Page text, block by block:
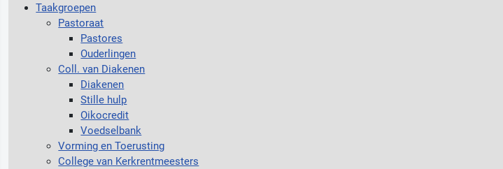
Taakgroepen
Pastoraat
Pastores
Ouderlingen
Coll. van Diakenen
Diakenen
Stille hulp
Oikocredit
Voedselbank
Vorming en Toerusting
College van Kerkrentmeesters